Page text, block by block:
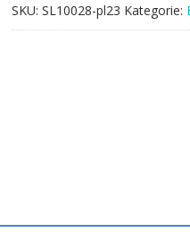
SKU: SL10028-pl23 Kategorie: